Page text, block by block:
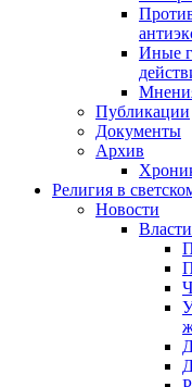
Иные
Публикации
Документы
Архив
Религия в
Новости
Власти